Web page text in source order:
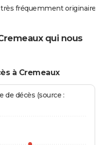
fréquemment originaires
qui nous
à Cremeaux
décès (source :